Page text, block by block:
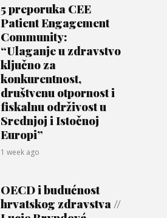
5 preporuka CEE
Patient Engagement
Community:
“Ulaganje u zdravstvo
ključno za
konkurentnost,
društvenu otpornost i
fiskalnu održivost u
Srednjoj i Istočnoj
Europi”
1 week ago
OECD i budućnost
hrvatskog zdravstva //